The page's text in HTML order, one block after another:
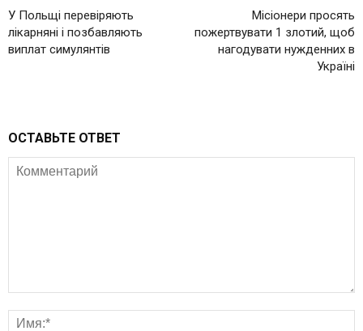
У Польщі перевіряють
лікарняні і позбавляють
виплат симулянтів
Мiciонери просять
пожертвувати 1 злотий, щоб
нагодувати нужденних в
Україні
ОСТАВЬТЕ ОТВЕТ